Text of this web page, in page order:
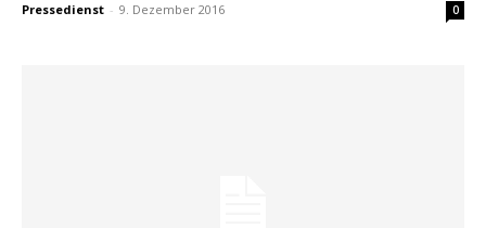
Pressedienst - 9. Dezember 2016 0